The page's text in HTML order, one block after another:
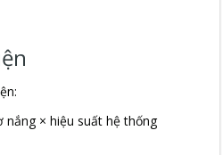
nắng × hiệu suất hệ thống